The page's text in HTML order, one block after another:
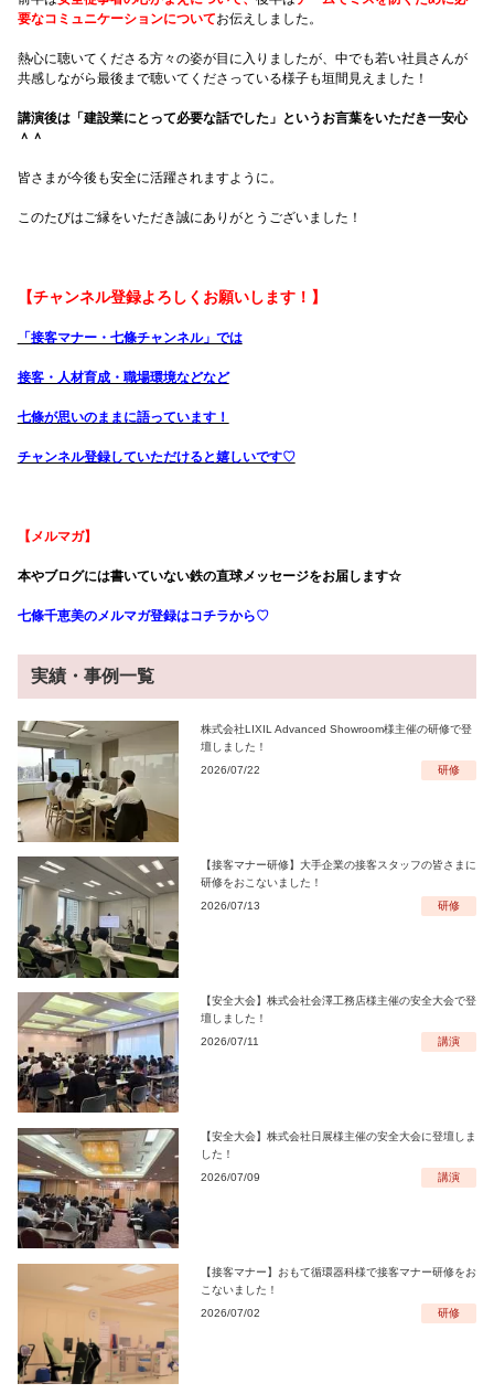
要なコミュニケーションについてお伝えしました。
熱心に聴いてくださる方々の姿が目に入りましたが、中でも若い社員さんが
共感しながら最後まで聴いてくださっている様子も垣間見えました！
講演後は「建設業にとって必要な話でした」というお言葉をいただき一安心
＾＾
皆さまが今後も安全に活躍されますように。
このたびはご縁をいただき誠にありがとうございました！
【チャンネル登録よろしくお願いします！】
「接客マナー・七條チャンネル」では
接客・人材育成・職場環境などなど
七條が思いのままに語っています！
チャンネル登録していただけると嬉しいです♡
【メルマガ】
本やブログには書いていない鉄の直球メッセージをお届します☆
七條千恵美のメルマガ登録はコチラから♡
実績・事例一覧
株式会社LIXIL Advanced Showroom様主催の研修で登
壇しました！
2026/07/22
研修
【接客マナー研修】大手企業の接客スタッフの皆さまに
研修をおこないました！
2026/07/13
研修
【安全大会】株式会社会澤工務店様主催の安全大会で登
壇しました！
2026/07/11
講演
【安全大会】株式会社日展様主催の安全大会に登壇しま
した！
2026/07/09
講演
【接客マナー】おもて循環器科様で接客マナー研修をお
こないました！
2026/07/02
研修